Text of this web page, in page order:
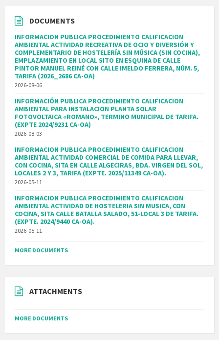
DOCUMENTS
INFORMACION PUBLICA PROCEDIMIENTO CALIFICACION
AMBIENTAL ACTIVIDAD RECREATIVA DE OCIO Y DIVERSIÓN Y
COMPLEMENTARIO DE HOSTELERÍA SIN MÚSICA (SIN COCINA),
EMPLAZAMIENTO EN LOCAL SITO EN ESQUINA DE CALLE
PINTOR MANUEL REINÉ CON CALLE IMELDO FERRERA, NÚM. 5,
TARIFA (2026_2686 CA-OA)
2026-08-06
INFORMACIÓN PUBLICA PROCEDIMIENTO CALIFICACION
AMBIENTAL PARA INSTALACION PLANTA SOLAR
FOTOVOLTAICA «ROMANO», TERMINO MUNICIPAL DE TARIFA.
(EXPTE 2024/9231 CA-OA)
2026-08-03
INFORMACION PUBLICA PROCEDIMIENTO CALIFICACION
AMBIENTAL ACTIVIDAD COMERCIAL DE COMIDA PARA LLEVAR,
CON COCINA, SITA EN CALLE ALGECIRAS, BDA. VIRGEN DEL SOL,
LOCALES 2 Y 3, TARIFA (EXPTE. 2025/11349 CA-OA).
2026-05-11
INFORMACION PUBLICA PROCEDIMIENTO CALIFICACION
AMBIENTAL ACTIVIDAD DE HOSTELERIA SIN MUSICA, CON
COCINA, SITA CALLE BATALLA SALADO, 51-LOCAL 3 DE TARIFA.
(EXPTE. 2024/9440 CA-OA).
2026-05-11
MORE DOCUMENTS
ATTACHMENTS
MORE DOCUMENTS